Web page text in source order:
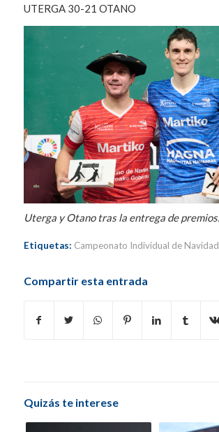
UTERGA 30-21 OTANO
Uterga y Otano tras la entrega de premios.
Etiquetas: Campeonato Individual de Navidad
Compartir esta entrada
Quizás te interese